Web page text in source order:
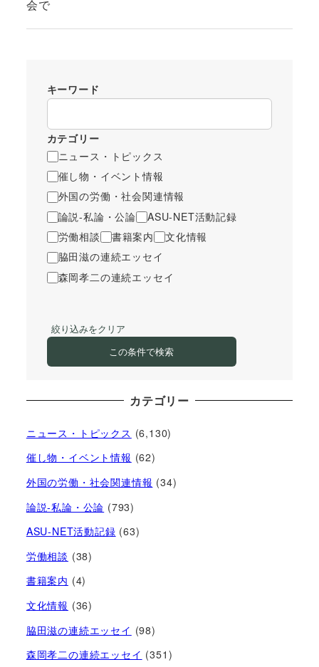
会で
キーワード
カテゴリー
ニュース・トピックス
催し物・イベント情報
外国の労働・社会関連情報
論説-私論・公論
ASU-NET活動記録
労働相談
書籍案内
文化情報
脇田滋の連続エッセイ
森岡孝二の連続エッセイ
絞り込みをクリア
この条件で検索
カテゴリー
ニュース・トピックス (6,130)
催し物・イベント情報 (62)
外国の労働・社会関連情報 (34)
論説-私論・公論 (793)
ASU-NET活動記録 (63)
労働相談 (38)
書籍案内 (4)
文化情報 (36)
脇田滋の連続エッセイ (98)
森岡孝二の連続エッセイ (351)